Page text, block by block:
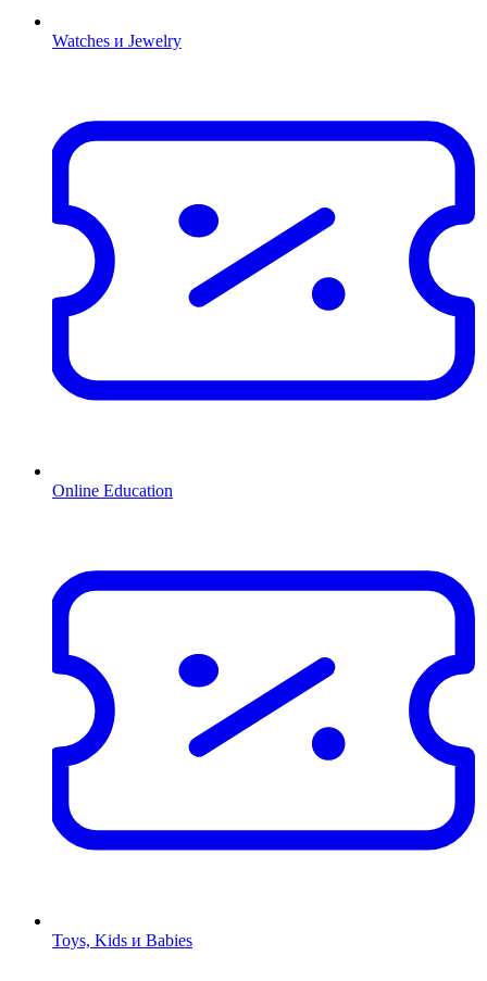
Watches и Jewelry
Online Education
Toys, Kids и Babies